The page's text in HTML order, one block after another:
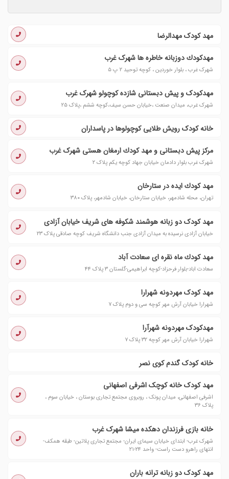
مهد کودک مهدالرضا
مهدكودك دوزبانه خاطره ها شهرک غرب
شهرک غرب ، بلوار خوردین ، کوچه توحید ٢ پ ٥
مهدكودک و پیش دبستانى شازده كوچولو شهرک غرب
شهرک غرب، میدان صنعت ،خیابان حسن سیف،کوچه ششم ،پلاک ٢٥
خانه کودک رویش طلایی کوچولوها در پاسداران
مركز پیش دبستانی و مهد كودك ارمغان هستی شهرک غرب
شهرک غرب بلوار دادمان خیابان جهاد کوچه یکم پلاک ٢
مهد كودك ایده در ستارخان
تهران، محله شادمهر، خیابان ستارخان، خیابان شادمهر، پلاک ۳۸۰
مهد کودک دو زبانه هوشمند شکوفه های شریف خیابان آزادی
خیابان آزادی نرسیده به میدان آزادی جنب دانشگاه شریف کوچه صادقی پلاک ۲۳
مهد كودك ماه نقره ای سعادت آباد
سعادت اباد-بلوار فرحزاد-کوچه ابراهیمی-گلستان ٣ پلاک ٤٤
مهد کودک مهردونه شهرارا
شهرارا خیابان آرش مهر کوچه سی و دوم پلاک ۷
مهدکودک مهردونه شهرآرا
شهرارا خیابان آرش مهر کوچه ۳۲ پلاک ۷
خانه کودک گندم کوی نصر
مهد کودک خانه کوچک اشرفی اصفهانی
اشرفی اصفهانی، میدان پونک ، روبروی مجتمع تجاری بوستان ، خیابان سوم ،
پلاک ۳۶
خانه بازی فرزندان دهکده میشا شهرک غرب
شهرک غرب- ابتدای خیابان سیمای ایران- مجتمع تجاری پلاتین- طبقه همکف-
انتهای راهرو دست راست- واحد ۲۴-۲۱
مهد کودک دو زبانه ترانه باران